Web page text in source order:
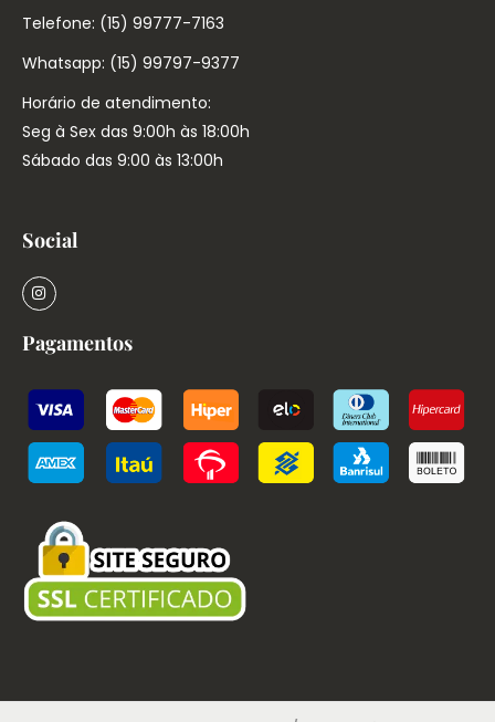
Telefone: (15) 99777-7163
Whatsapp: (15) 99797-9377
Horário de atendimento:
Seg à Sex das 9:00h às 18:00h
Sábado das 9:00 às 13:00h
Social
Pagamentos